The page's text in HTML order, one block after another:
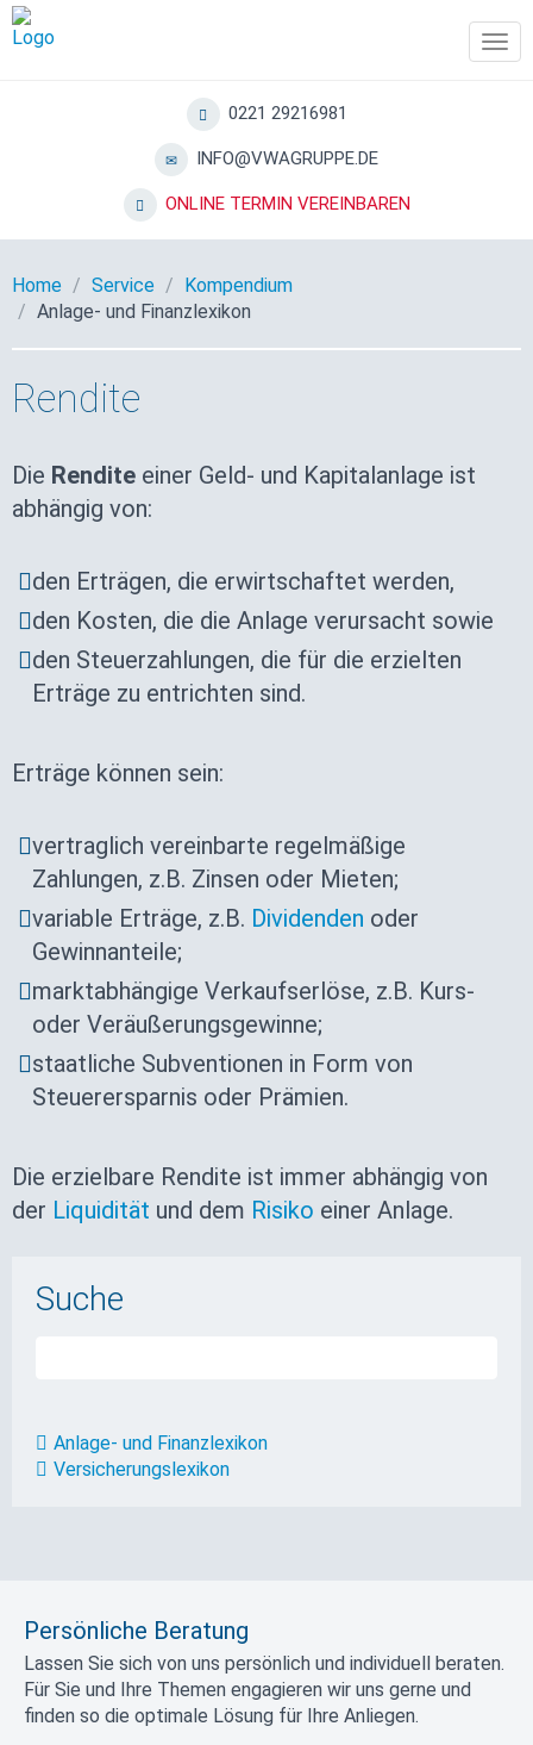
0221 29216981
INFO@VWAGRUPPE.DE
ONLINE TERMIN VEREINBAREN
Home Service
Kompendium
Anlage- und Finanzlexikon
Rendite
Die Rendite einer Geld- und Kapitalanlage ist
abhängig von:
den Erträgen, die erwirtschaftet werden,
den Kosten, die die Anlage verursacht sowie
den Steuerzahlungen, die für die erzielten
Erträge zu entrichten sind.
Erträge können sein:
vertraglich vereinbarte regelmäßige
Zahlungen, z.B. Zinsen oder Mieten;
variable Erträge, z.B. Dividenden oder
Gewinnanteile;
marktabhängige Verkaufserlöse, z.B. Kurs-
oder Veräußerungsgewinne;
staatliche Subventionen in Form von
Steuerersparnis oder Prämien.
Die erzielbare Rendite ist immer abhängig von
der Liquidität und dem Risiko einer Anlage.
Suche
Anlage- und Finanzlexikon
Versicherungslexikon
Persönliche Beratung
Lassen Sie sich von uns persönlich und individuell beraten.
Für Sie und Ihre Themen engagieren wir uns gerne und
finden so die optimale Lösung für Ihre Anliegen.